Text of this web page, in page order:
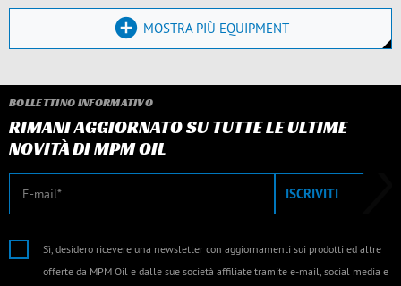
MOSTRA PIÙ EQUIPMENT
BOLLETTINO INFORMATIVO
RIMANI AGGIORNATO SU TUTTE LE ULTIME
NOVITÀ DI MPM OIL
E-mail ISCRIVITI
Sì, desidero ricevere una newsletter con aggiornamenti sui prodotti ed altre
offerte da MPM Oil e dalle sue società affiliate tramite e-mail, social media e